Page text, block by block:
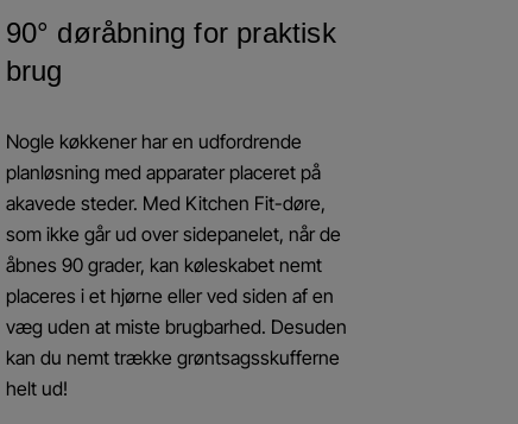
90° døråbning for praktisk
brug
Nogle køkkener har en udfordrende
planløsning med apparater placeret på
akavede steder. Med Kitchen Fit-døre,
som ikke går ud over sidepanelet, når de
åbnes 90 grader, kan køleskabet nemt
placeres i et hjørne eller ved siden af en
væg uden at miste brugbarhed. Desuden
kan du nemt trække grøntsagsskufferne
helt ud!